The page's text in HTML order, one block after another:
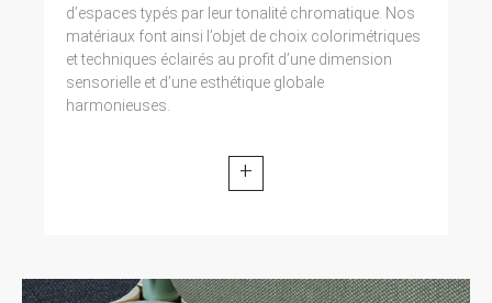
d’espaces typés par leur tonalité chromatique. Nos
matériaux font ainsi l’objet de choix colorimétriques
et techniques éclairés au profit d’une dimension
sensorielle et d’une esthétique globale
harmonieuses.
+